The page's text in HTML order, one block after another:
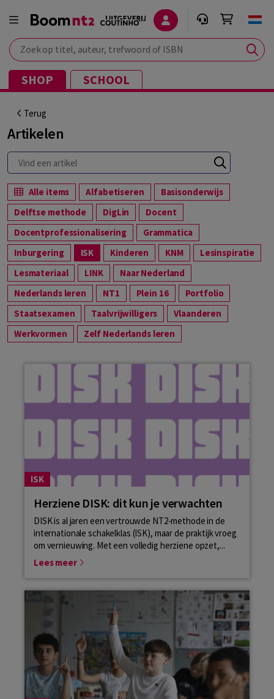
Zoek op titel, auteur, trefwoord of ISBN
SHOP SCHOOL
Terug
Artikelen
Alle items Alfabetiseren
Basisonderwijs
Delftse methode
DigLin
Docent
Docentprofessionalisering
Grammatica
Inburgering
ISK Kinderen KNM
Lesinspiratie
Lesmateriaal
LINK
Naar Nederland
Nederlands leren
NT1 Plein 16
Portfolio
Staatsexamen
Taalvrijwilligers
Vlaanderen
Werkvormen
Zelf Nederlands leren
ISK
Herziene DISK: dit kun je verwachten
DISK is al jaren een vertrouwde NT2-methode in de
internationale schakelklas (ISK), maar de praktijk vroeg
om vernieuwing. Met een volledig herziene opzet,...
Lees meer